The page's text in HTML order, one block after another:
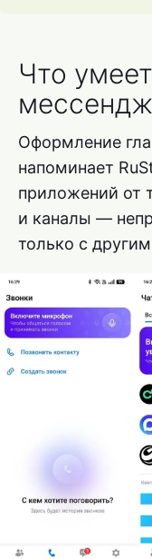
Что
Оформление
напоминает
приложений от
и каналы —
только с